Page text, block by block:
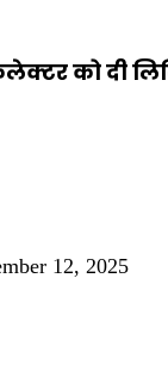
को दी
12, 2025